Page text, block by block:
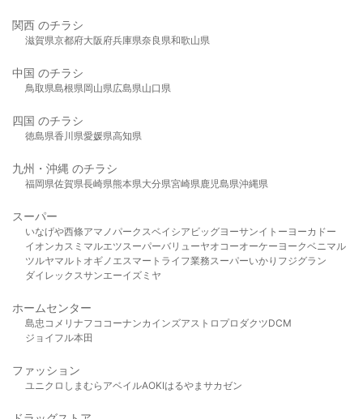
関西 のチラシ
滋賀県京都府大阪府兵庫県奈良県和歌山県
中国 のチラシ
鳥取県島根県岡山県広島県山口県
四国 のチラシ
徳島県香川県愛媛県高知県
九州・沖縄 のチラシ
福岡県佐賀県長崎県熊本県大分県宮崎県鹿児島県沖縄県
スーパー
いなげや西條アマノパークスベイシア ビッグヨーサンイトーヨーカドー
イオンカスミ マルエツスーパーバリューヤオコーオーケー ヨークベニマル
ツルヤマルト オギノ エスマート ライフ業務スーパーいかり フジグラン
ダイレックスサンエーイズミヤ
ホームセンター
島忠 コメリ ナフコ コーナンカインズアストロプロダクツDCM
ジョイフル本田
ファッション
ユニクロ しまむら アベイルAOKIはるやま サカゼン